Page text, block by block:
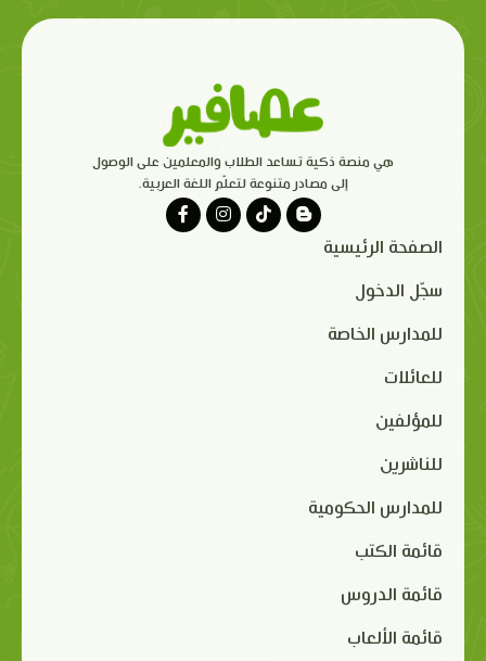
هي منصة ذكية تساعد الطلاب والمعلمين على الوصول
إلى مصادر متنوعة لتعلّم اللغة العربية.
الصفحة الرئيسية
سجّل الدخول
للمدارس الخاصة
للعائلات
للمؤلفين
للناشرين
للمدارس الحكومية
قائمة الكتب
قائمة الدروس
قائمة الألعاب